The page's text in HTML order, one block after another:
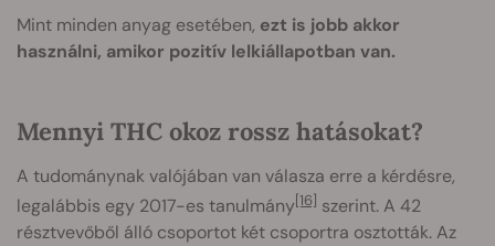
Mint minden anyag esetében, ezt is jobb akkor
használni, amikor pozitív lelkiállapotban van.
Mennyi THC okoz rossz hatásokat?
A tudománynak valójában van válasza erre a kérdésre,
legalábbis egy 2017-es tanulmány[16] szerint. A 42
résztvevőből álló csoportot két csoportra osztották. Az